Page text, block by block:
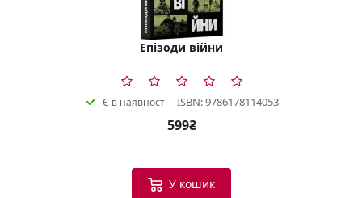
Епізоди війни
Є в наявності ISBN: 9786178114053
599₴
У кошик